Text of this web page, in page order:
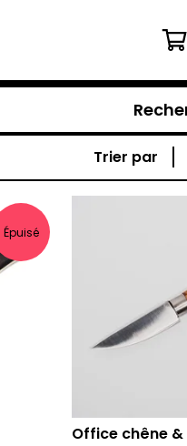
Trier par
Épuisé
Office chêne